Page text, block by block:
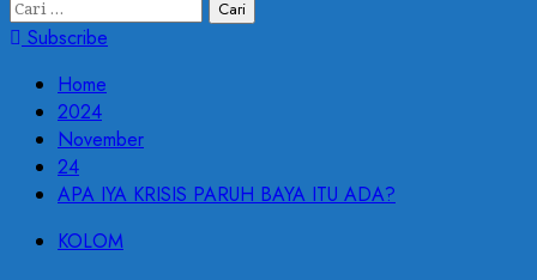
Cari
untuk:
Subscribe
Home
2024
November
24
APA IYA KRISIS PARUH BAYA ITU ADA?
KOLOM